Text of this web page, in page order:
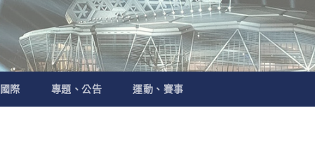
國際 專題、公告 運動、賽事